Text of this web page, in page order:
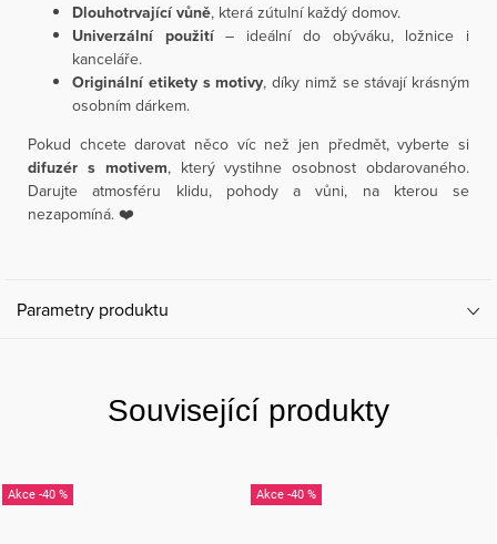
Dlouhotrvající vůně, která zútulní každý domov.
Univerzální použití– ideální do obýváku, ložnice i
kanceláře.
Originální etikety s motivy, díky nimž se stávají krásným
osobním dárkem.
Pokud chcete darovat něco víc než jen předmět, vyberte si
difuzér s motivem, který vystihne osobnost obdarovaného.
Darujte atmosféru klidu, pohody a vůni, na kterou se
nezapomíná. ❤️
Parametry produktu
Související produkty
-40 % -40 %